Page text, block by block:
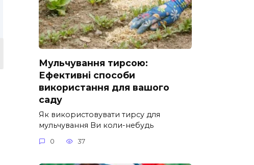
Мульчування тирсою:
Ефективні способи
використання для вашого
саду
Як використовувати тирсу для
мульчування Ви коли-небудь
0 37